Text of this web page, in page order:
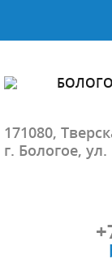
171080,
г. Бологое,